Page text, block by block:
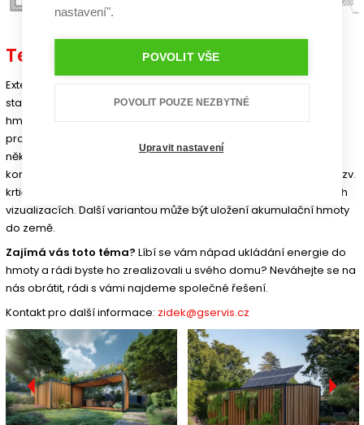
Technické řešení úložišť
Externí úložiště energie může být mimo stavbu i jakou součást
stavby. Jako součást stavby se nabízí například akumulační
hmota uložená v prostorech pod domem. Na tomto reálném
projektu se již nyní podílíme. Mimo dům můžeme uvažovat o
několika způsobech uložení akumulační hmoty, buď v
kontejnerech nebo formou kopce, kterou pracovně nazýváme tzv.
krtičinec.. Obě tyto varianty si můžete prohlédnout na přiložených
vizualizacích. Další variantou může být uložení akumulační hmoty
do země.
Zajímá vás toto téma? Líbí se vám nápad ukládání energie do
hmoty a rádi byste ho zrealizovali u svého domu? Neváhejte se na
nás obrátit, rádi s vámi najdeme společné řešení.
Kontakt pro další informace: zidek@gservis.cz
nastavení".
POVOLIT VŠE
POVOLIT POUZE NEZBYTNÉ
Upravit nastavení